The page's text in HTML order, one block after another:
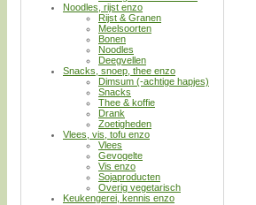
Noodles, rijst enzo
Rijst & Granen
Meelsoorten
Bonen
Noodles
Deegvellen
Snacks, snoep, thee enzo
Dimsum (-achtige hapjes)
Snacks
Thee & koffie
Drank
Zoetigheden
Vlees, vis, tofu enzo
Vlees
Gevogelte
Vis enzo
Sojaproducten
Overig vegetarisch
Keukengerei, kennis enzo